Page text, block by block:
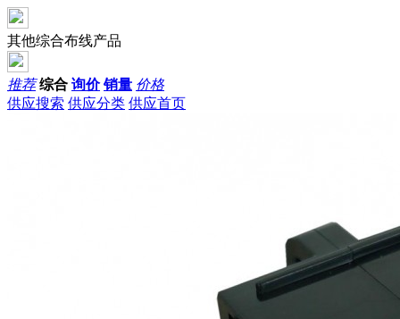
其他综合布线产品
推荐 综合 询价 销量 价格
供应搜索 供应分类 供应首页